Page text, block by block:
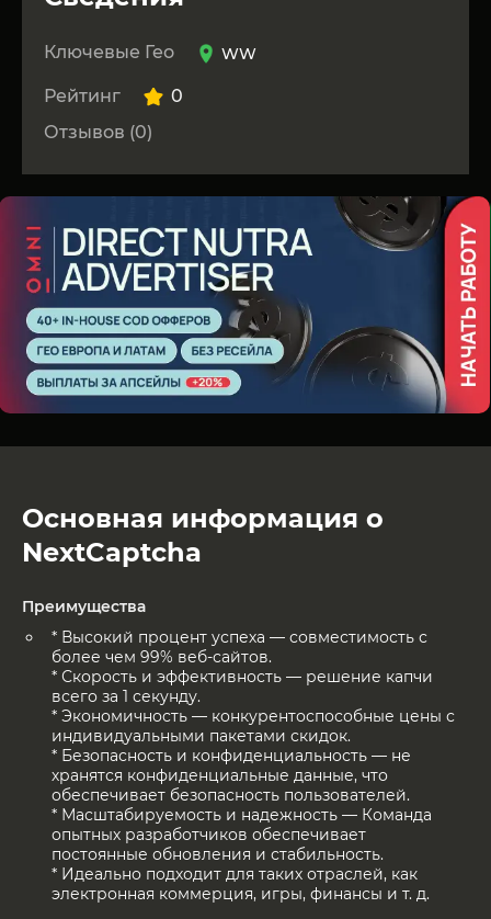
Ключевые Гео WW
Рейтинг
0
Отзывов (0)
Основная информация о
NextCaptcha
Преимущества
* Высокий процент успеха — совместимость с
более чем 99% веб-сайтов.
* Скорость и эффективность — решение капчи
всего за 1 секунду.
* Экономичность — конкурентоспособные цены с
индивидуальными пакетами скидок.
* Безопасность и конфиденциальность — не
хранятся конфиденциальные данные, что
обеспечивает безопасность пользователей.
* Масштабируемость и надежность — Команда
опытных разработчиков обеспечивает
постоянные обновления и стабильность.
* Идеально подходит для таких отраслей, как
электронная коммерция, игры, финансы и т. д.